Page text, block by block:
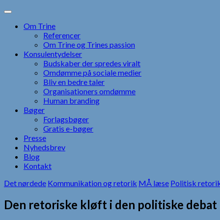
Skip
contentOm Trine
Referencer
Om Trine og Trines passion
Konsulentydelser
Budskaber der spredes viralt
Omdømme på sociale medier
Bliv en bedre taler
Organisationers omdømme
Human branding
Bøger
Forlagsbøger
Gratis e-bøger
Presse
Nyhedsbrev
Blog
Kontakt
Det nørdede Kommunikation og retorik MÅ læse Politisk
Den retoriske kløft i den politiske debat